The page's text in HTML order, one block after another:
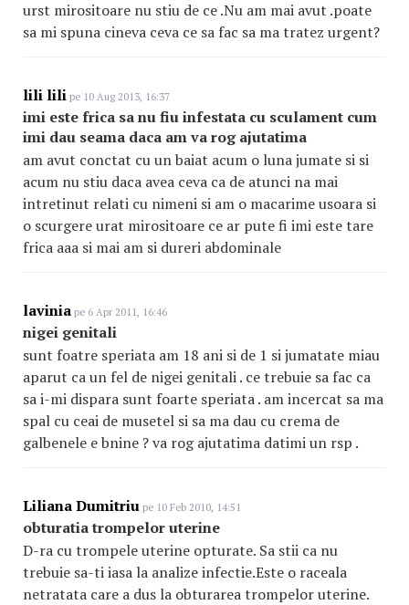
urst mirositoare nu stiu de ce .Nu am mai avut .poate
sa mi spuna cineva ceva ce sa fac sa ma tratez urgent?
lili lili pe 10 Aug 2013, 16:37
imi este frica sa nu fiu infestata cu sculament cum
imi dau seama daca am va rog ajutatima
am avut conctat cu un baiat acum o luna jumate si si
acum nu stiu daca avea ceva ca de atunci na mai
intretinut relati cu nimeni si am o macarime usoara si
o scurgere urat mirositoare ce ar pute fi imi este tare
frica aaa si mai am si dureri abdominale
lavinia pe 6 Apr 2011, 16:46
nigei genitali
sunt foatre speriata am 18 ani si de 1 si jumatate miau
aparut ca un fel de nigei genitali . ce trebuie sa fac ca
sa i-mi dispara sunt foarte speriata . am incercat sa ma
spal cu ceai de musetel si sa ma dau cu crema de
galbenele e bnine ? va rog ajutatima datimi un rsp .
Liliana Dumitriu pe 10 Feb 2010, 14:51
obturatia trompelor uterine
D-ra cu trompele uterine opturate. Sa stii ca nu
trebuie sa-ti iasa la analize infectie.Este o raceala
netratata care a dus la obturarea trompelor uterine.